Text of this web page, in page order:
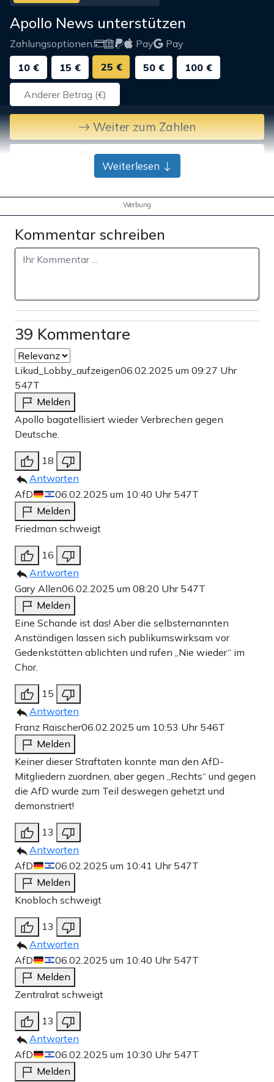
Apollo News unterstützen
Zahlungsoptionen: Pay
Pay
10 €
15 € 25 € 50 € 100 €
Weiter zum Zahlen
Bank-Überweisung
Weiterlesen
Werbung
Kommentar schreiben
39 Kommentare
Likud_Lobby_aufzeigen06.02.2025 um 09:27 Uhr
547T
Melden
Apollo bagatellisiert wieder Verbrechen gegen
Deutsche.
18
Antworten
AfD
06.02.2025 um 10:40 Uhr 547T
Melden
Friedman schweigt
16
Antworten
Gary Allen06.02.2025 um 08:20 Uhr 547T
Melden
Eine Schande ist das! Aber die selbsternannten
Anständigen lassen sich publikumswirksam vor
Gedenkstätten ablichten und rufen „Nie wieder“ im
Chor.
15
Antworten
Franz Raischer06.02.2025 um 10:53 Uhr 546T
Melden
Keiner dieser Straftaten konnte man den AfD-
Mitgliedern zuordnen, aber gegen „Rechts“ und gegen
die AfD wurde zum Teil deswegen gehetzt und
demonstriert!
13
Antworten
AfD
06.02.2025 um 10:41 Uhr 547T
Melden
Knobloch schweigt
13
Antworten
AfD
06.02.2025 um 10:40 Uhr 547T
Melden
Zentralrat schweigt
13
Antworten
AfD
06.02.2025 um 10:30 Uhr 547T
Melden